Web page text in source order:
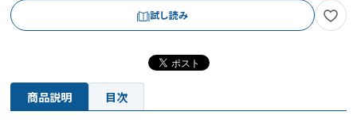
試し読み
商品説明 目次